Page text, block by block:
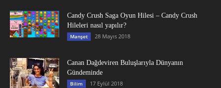
Candy Crush Saga Oyun Hilesi – Candy Crush
Hileleri nasıl yapılır?
Manşet 28 Mayıs 2018
Canan Dağdeviren Buluşlarıyla Dünyanın
Gündeminde
Bilim 17 Eylül 2018